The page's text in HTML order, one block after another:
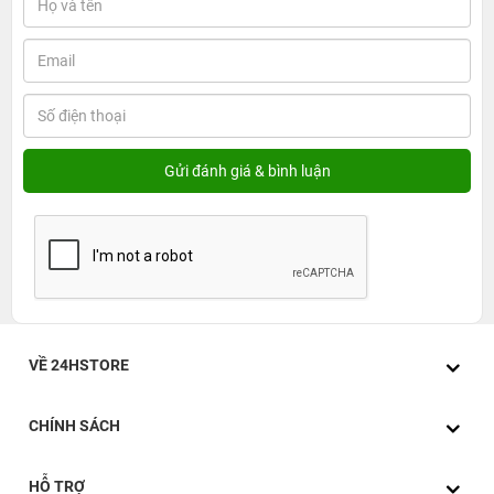
cải tiến đơn giản cùng với khung hợp kim nhôm cao cấp
Aluminum hoàn chỉnh nhằm tạo ra một diện mạo hoàn
toàn mới, trẻ trung. Màn hình bảo vệ mặt đồng hồ bằng
Sapphire cùng với khả năng kháng nước tốt hơn đến 1.6
lần so với phiên bản trước. Điều đặc biệt là Galaxy
Watch 5 chỉ có trọng lượng khoảng 28.7g khiến bạn sẽ
có cảm giác thoải mái khi đeo. Bên cạnh đó, Galaxy
có va chạm. Những cải tiến về mặt thiết kế trong lần này
khá ít nhưng Samsung Galaxy Watch 5 đã gia tăng độ
bền bỉ và chắc chắn hơn so với các thế hệ cũ.
VỀ 24HSTORE
CHÍNH SÁCH
HỖ TRỢ